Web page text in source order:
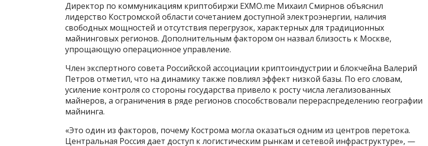
Директор по коммуникациям криптобиржи EXMO.me Михаил Смирнов объяснил
лидерство Костромской области сочетанием доступной электроэнергии, наличия
свободных мощностей и отсутствия перегрузок, характерных для традиционных
майнинговых регионов. Дополнительным фактором он назвал близость к Москве,
упрощающую операционное управление.
Член экспертного совета Российской ассоциации криптоиндустрии и блокчейна Валерий
Петров отметил, что на динамику также повлиял эффект низкой базы. По его словам,
усиление контроля со стороны государства привело к росту числа легализованных
майнеров, а ограничения в ряде регионов способствовали перераспределению географии
майнинга.
«Это один из факторов, почему Кострома могла оказаться одним из центров перетока.
Центральная Россия дает доступ к логистическим рынкам и сетевой инфраструктуре», —